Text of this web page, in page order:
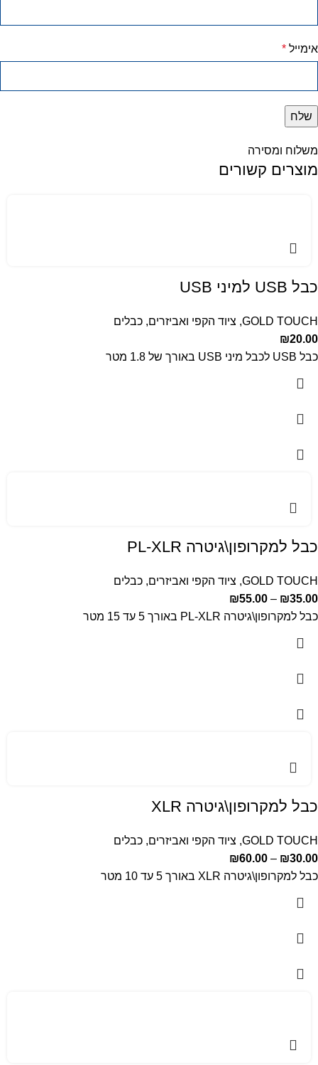
אימייל *
משלוח ומסירה
מוצרים קשורים
כבל USB למיני USB
GOLD TOUCH
, ציוד הקפי ואביזרים, כבלים
₪20.00
כבל USB לכבל מיני USB באורך של 1.8 מטר
כבל למקרופון\גיטרה PL-XLR
GOLD TOUCH
, ציוד הקפי ואביזרים, כבלים
₪35.00
–
₪55.00
כבל למקרופון\גיטרה PL-XLR באורך 5 עד 15 מטר
כבל למקרופון\גיטרה XLR
GOLD TOUCH
, ציוד הקפי ואביזרים, כבלים
₪30.00
–
₪60.00
כבל למקרופון\גיטרה XLR באורך 5 עד 10 מטר